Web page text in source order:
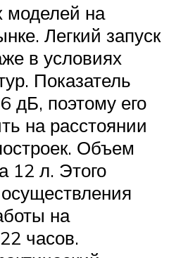
моделей на
Легкий запуск
в условиях
Показатель
дБ, поэтому его
на расстоянии
Объем
12 л. Этого
на
часов.